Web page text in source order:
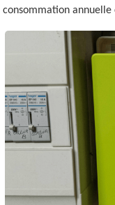
consommation annuelle